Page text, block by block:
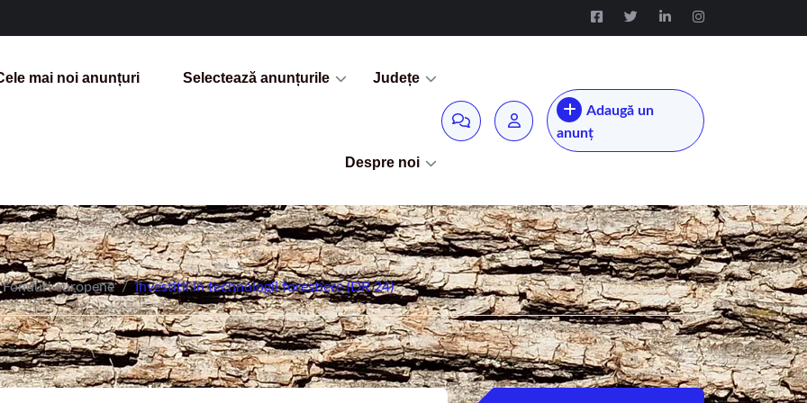
mai noi anunțuri Selectează anunțurile Județe
Despre noi
Adaugă un
anunț
Fonduri europene / Investiții în technologii forestiere (DR 24)